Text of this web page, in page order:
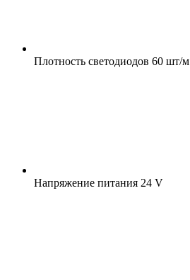
Плотность светодиодов 60 шт/м
Напряжение питания 24 V